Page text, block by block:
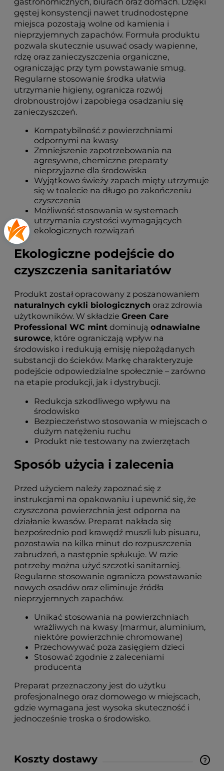
gęstej konsystencji nawet trudnodostępne
miejsca pozostają wolne od kamienia i
nieprzyjemnych zapachów. Formuła produktu
pozwala skutecznie usuwać osady wapienne,
rdzę oraz zanieczyszczenia organiczne,
ograniczając przy tym powstawanie smug.
Regularne stosowanie środka ułatwia
utrzymanie higieny, ogranicza rozwój
drobnoustrojów i zapobiega osadzaniu się
zanieczyszczeń.
Kompatybilność z powierzchniami
odpornymi na kwasy
Zmniejszenie zapotrzebowania na
agresywne, chemiczne preparaty
nieprzyjazne dla środowiska
Wyjątkowo świeży zapach mięty utrzymuje
się w toalecie na długo po zakończeniu
czyszczenia
Możliwość stosowania w systemach
utrzymania czystości wymagających
ekologicznych rozwiązań
Ekologiczne podejście do
czyszczenia sanitariatów
Produkt został opracowany z poszanowaniem
naturalnych cykli biologicznych oraz zdrowia
użytkowników. W składzie Green Care
Professional WC mint dominują odnawialne
surowce, które ograniczają wpływ na
środowisko i redukują emisję niepożądanych
substancji do ścieków. Markę charakteryzuje
podejście odpowiedzialne społecznie – zarówno
na etapie produkcji, jak i dystrybucji.
Redukcja szkodliwego wpływu na
środowisko
Bezpieczeństwo stosowania w miejscach o
dużym natężeniu ruchu
Produkt nie testowany na zwierzętach
Sposób użycia i zalecenia
Przed użyciem należy zapoznać się z
instrukcjami na opakowaniu i upewnić się, że
czyszczona powierzchnia jest odporna na
działanie kwasów. Preparat nakłada się
bezpośrednio pod krawędź muszli lub pisuaru,
pozostawia na kilka minut do rozpuszczenia
zabrudzeń, a następnie spłukuje. W razie
potrzeby można użyć szczotki sanitarniej.
Regularne stosowanie ogranicza powstawanie
nowych osadów oraz eliminuje źródła
nieprzyjemnych zapachów.
Unikać stosowania na powierzchniach
wrażliwych na kwasy (marmur, aluminium,
niektóre powierzchnie chromowane)
Przechowywać poza zasięgiem dzieci
Stosować zgodnie z zaleceniami
producenta
Preparat przeznaczony jest do użytku
profesjonalnego oraz domowego w miejscach,
gdzie wymagana jest wysoka skuteczność i
jednocześnie troska o środowisko.
Koszty dostawy
Cena nie zawiera ewentualnych kosztów płatności